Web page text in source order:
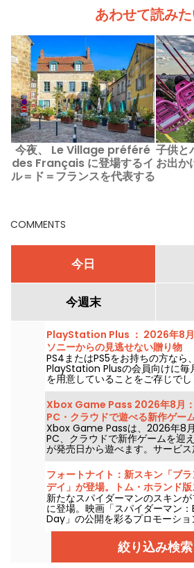
あわせて読み
今夜、 Le Village préféré
des Français に登場するイ
ル＝ド＝フランスを代表する
子供と
お出か
COMMENTS
今日
今週末
PlayStation Plus ： 2026年8月
ソニーからの見逃せない贈り物
PS4またはPS5をお持ちの方なら
PlayStation Plusの会員向けに毎
を用意していることをご存じでし
2026年8月の無料提供タイトル
今月のセレクションを確認してく
Xbox Game Pass 2026年8月：
PC・クラウドで遊べる新作ゲー
Xbox Game Passは、2026年8月
PC、クラウドで新作ゲームを迎
が発売日から遊べます。サービ
Microsoftが発表した主な追加タ
します。
フォートナイト：新スキン「ブラ
デイ」が登場。トム・ホランド
ン、ハルク、パニッシャーと共
新たなスパイダーマンのスキン
に登場。映画「スパイダーマン
Day」の公開を彩るプロモーショ
ム・ホランドが演じるピーター
チュームが、エピックゲームズの
ルクとパニッシャーと並んで、
ら追加される。
絞り込み検索